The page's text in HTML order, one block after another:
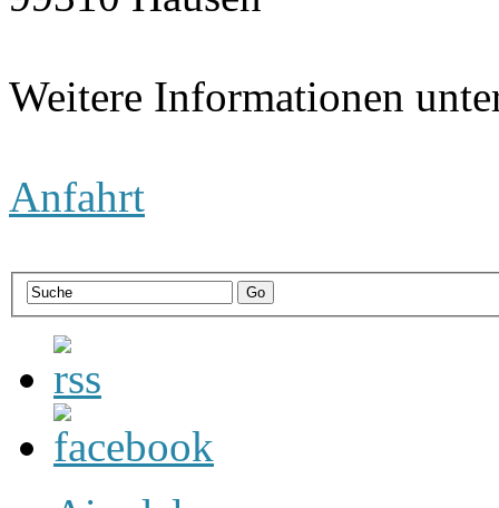
Weitere Informationen
Anfahrt